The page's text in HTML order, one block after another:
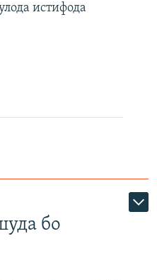
истифода
бо